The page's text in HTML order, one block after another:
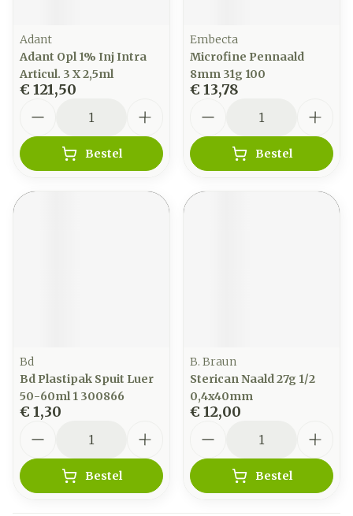
Adant
Adant Opl 1% Inj Intra
Articul. 3 X 2,5ml
€ 121,50
Bestel
Embecta
Microfine Pennaald
8mm 31g 100
€ 13,78
Bestel
Bd
Bd Plastipak Spuit Luer
50-60ml 1 300866
€ 1,30
Bestel
B. Braun
Sterican Naald 27g 1/2
0,4x40mm
€ 12,00
Bestel